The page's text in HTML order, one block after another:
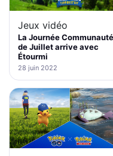
Jeux vidéo
La Journée Communauté
de Juillet arrive avec
Étourmi
28 juin 2022